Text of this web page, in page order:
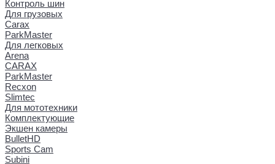
Контроль шин
Для грузовых
Carax
ParkMaster
Для легковых
Arena
CARAX
ParkMaster
Recxon
Slimtec
Для мототехники
Комплектующие
Экшен камеры
BulletHD
Sports Cam
Subini